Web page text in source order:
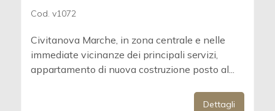
Cod. v1072
Civitanova Marche, in zona centrale e nelle
immediate vicinanze dei principali servizi,
appartamento di nuova costruzione posto al...
Dettagli